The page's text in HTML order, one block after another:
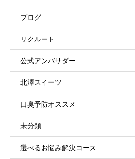
ブログ
リクルート
公式アンバサダー
北澤スイーツ
口臭予防オススメ
未分類
選べるお悩み解決コース